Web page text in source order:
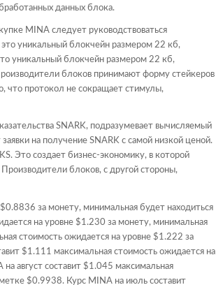
данных блока.
MINA следует руководствоваться
уникальный блокчейн размером 22 кб,
уникальный блокчейн размером 22 кб,
блоков принимают форму стейкеров
что протокол не сокращает стимулы,
SNARK, подразумевает вычисляемый
на получение SNARK с самой низкой ценой.
Это создает бизнес-экономику, в которой
блоков, с другой стороны,
за монету, минимальная будет находиться
на уровне $1.230 за монету, минимальная
стоимость ожидается на уровне $1.222 за
$1.111 максимальная стоимость ожидается на
август составит $1.045 максимальная
$0.9938. Курс MINA на июль составит